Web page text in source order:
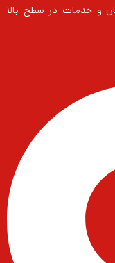
و خدمات در سطح بالا